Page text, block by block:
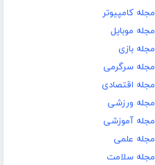
مجله کامپیوتر
مجله موبایل
مجله بازی
مجله سرگرمی
مجله اقتصادی
مجله ورزشی
مجله آموزشی
مجله علمی
مجله سلامت